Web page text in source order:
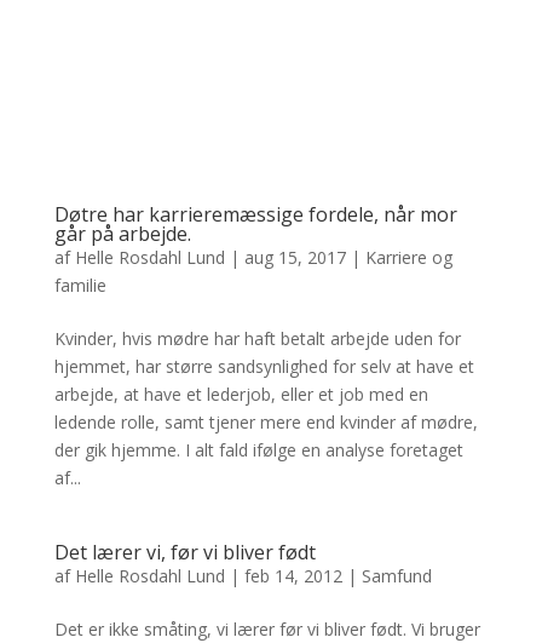
Døtre har karrieremæssige fordele, når mor
går på arbejde.
af Helle Rosdahl Lund | aug 15, 2017| Karriere og
familie
Kvinder, hvis mødre har haft betalt arbejde uden for
hjemmet, har større sandsynlighed for selv at have et
arbejde, at have et lederjob, eller et job med en
ledende rolle, samt tjener mere end kvinder af mødre,
der gik hjemme. I alt fald ifølge en analyse foretaget
af...
Det lærer vi, før vi bliver født
af Helle Rosdahl Lund | feb 14, 2012| Samfund
Det er ikke småting, vi lærer før vi bliver født. Vi bruger